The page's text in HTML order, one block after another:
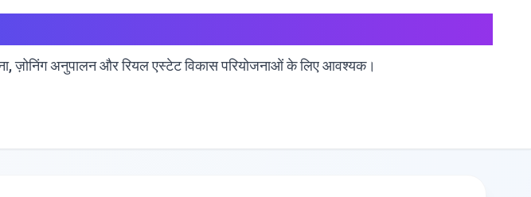
ज़ोनिंग अनुपालन और रियल एस्टेट विकास परियोजनाओं के लिए आवश्यक।